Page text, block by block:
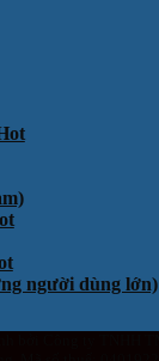
người dùng lớn)